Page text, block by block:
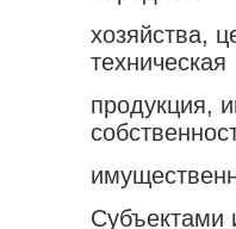
хозяйства,
техническая
продукция,
Субъектами